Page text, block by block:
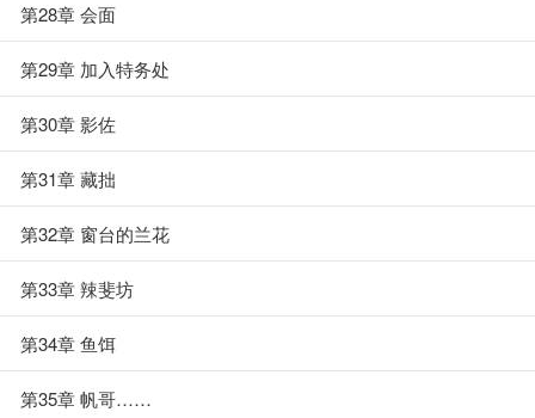
第28章 会面
第29章 加入特务处
第30章 影佐
第31章 藏拙
第32章 窗台的兰花
第33章 辣斐坊
第34章 鱼饵
第35章 帆哥……